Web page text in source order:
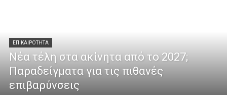
ΕΠΙΚΑΙΡΌΤΗΤΑ
Νέα τέλη στα ακίνητα από το 2027;
Παραδείγματα για τις πιθανές
επιβαρύνσεις